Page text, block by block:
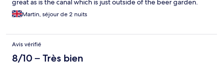
great as is the canal which is just outside of the beer garden.
Martin, séjour de 2 nuits
Avis vérifié
8/10 – Très bien